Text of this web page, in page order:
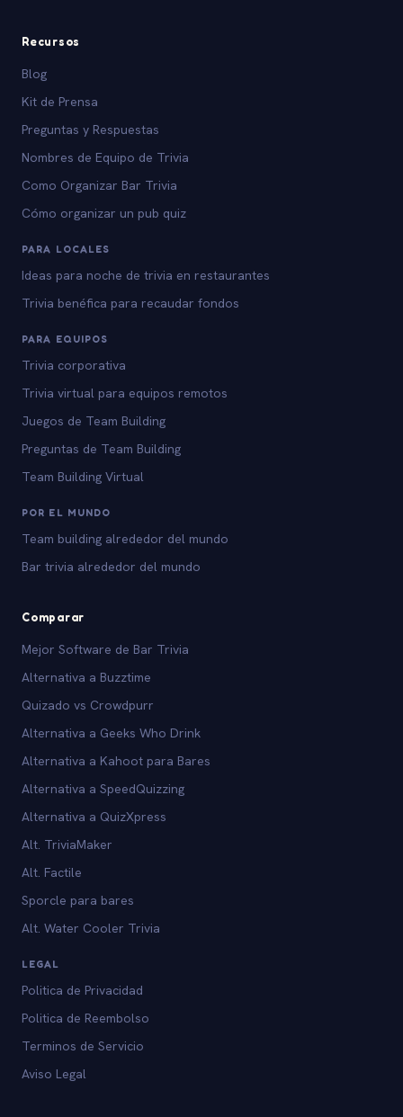
Recursos
Blog
Kit de Prensa
Preguntas y Respuestas
Nombres de Equipo de Trivia
Como Organizar Bar Trivia
Cómo organizar un pub quiz
PARA LOCALES
Ideas para noche de trivia en restaurantes
Trivia benéfica para recaudar fondos
PARA EQUIPOS
Trivia corporativa
Trivia virtual para equipos remotos
Juegos de Team Building
Preguntas de Team Building
Team Building Virtual
POR EL MUNDO
Team building alrededor del mundo
Bar trivia alrededor del mundo
Comparar
Mejor Software de Bar Trivia
Alternativa a Buzztime
Quizado vs Crowdpurr
Alternativa a Geeks Who Drink
Alternativa a Kahoot para Bares
Alternativa a SpeedQuizzing
Alternativa a QuizXpress
Alt. TriviaMaker
Alt. Factile
Sporcle para bares
Alt. Water Cooler Trivia
LEGAL
Politica de Privacidad
Politica de Reembolso
Terminos de Servicio
Aviso Legal